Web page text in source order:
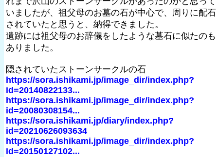
いましたが、祖父母のお墓の石が中心で、周りに配石
されていたと思うと、納得できました。
遺跡には祖父母のお辞儀をしたような墓石に似たのも
ありました。
隠されていたストーンサークルの石
https://sora.ishikami.jp/image_dir/index.php?
id=20140822133...
https://sora.ishikami.jp/image_dir/index.php?
id=20080308154...
https://sora.ishikami.jp/diary/index.php?
id=20210626093634
https://sora.ishikami.jp/image_dir/index.php?
id=20150127102...